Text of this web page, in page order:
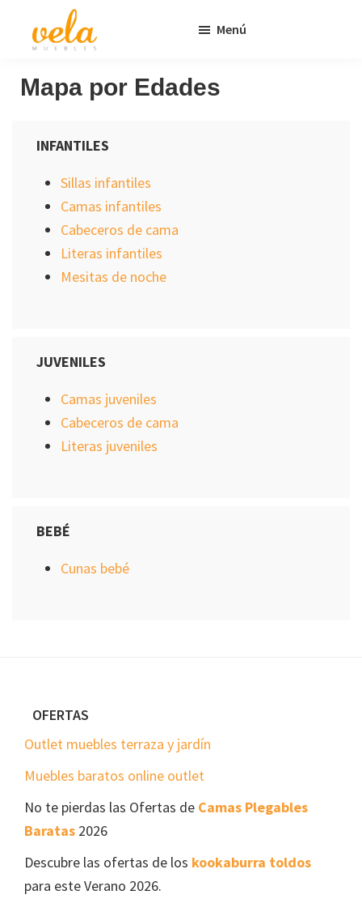
principalMuebles
Baratos
Online
Menú
Mapa por Edades
INFANTILES
Sillas infantiles
Camas infantiles
Cabeceros de cama
Literas infantiles
Mesitas de noche
JUVENILES
Camas juveniles
Cabeceros de cama
Literas juveniles
BEBÉ
Cunas bebé
FooterOFERTAS
Outlet muebles terraza y jardín
Muebles baratos online outlet
No te pierdas las Ofertas de Camas Plegables
Baratas 2026
Descubre las ofertas de los kookaburra toldos
para este Verano 2026.